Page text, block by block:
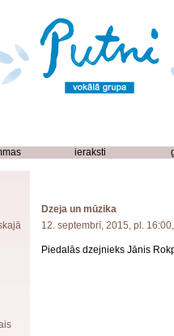
ieraksti
Dzeja un mūzika
12. septembrī, 2015, pl.
Piedalās dzejnieks Jānis